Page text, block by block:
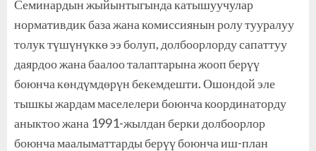
Семинардын жыйынтыгында катышуучулар
нормативдик база жана комиссиянын ролу тууралуу
толук түшүнүккө ээ болуп, долбоорлорду сапаттуу
даярдоо жана баалоо талаптарына жооп берүү
боюнча көндүмдөрүн бекемдешти. Ошондой эле
тышкы жардам маселелери боюнча координаторду
аныктоо жана 1991-жылдан берки долбоорлор
боюнча маалыматтарды берүү боюнча иш-план